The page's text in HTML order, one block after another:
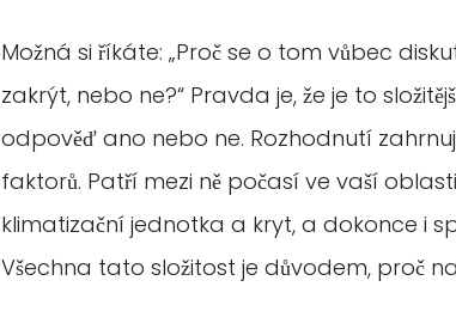
Možná si říkáte: „Proč se o tom vůbec
zakrýt, nebo ne?“ Pravda je, že je to
odpověď ano nebo ne. Rozhodnutí
faktorů. Patří mezi ně počasí ve vaší
klimatizační jednotka a kryt, a dokonce i
Všechna tato složitost je důvodem, proč